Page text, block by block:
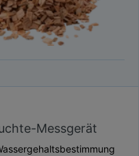
Messgerät